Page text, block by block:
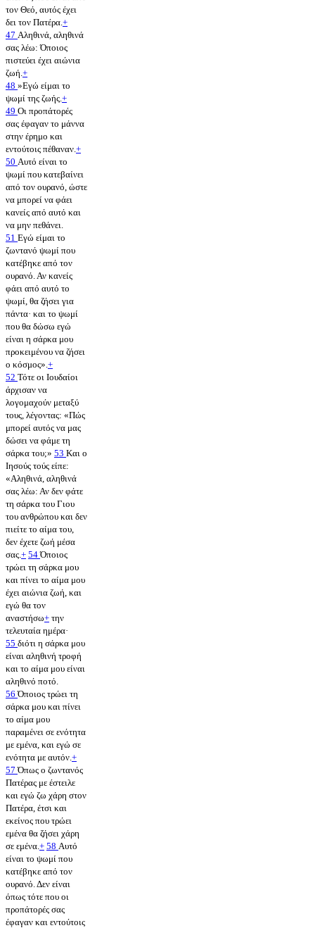
τον Θεό, αυτός έχει
δει τον Πατέρα. +
47 Αληθινά, αληθινά
σας λέω: Όποιος
πιστεύει έχει αιώνια
ζωή. +
48 »Εγώ είμαι το
ψωμί της ζωής. +
49 Οι προπάτορές
σας έφαγαν το μάννα
στην έρημο και
εντούτοις πέθαναν. +
50 Αυτό είναι το
ψωμί που κατεβαίνει
από τον ουρανό, ώστε
να μπορεί να φάει
κανείς από αυτό και
να μην πεθάνει.
51 Εγώ είμαι το
ζωντανό ψωμί που
κατέβηκε από τον
ουρανό. Αν κανείς
φάει από αυτό το
ψωμί, θα ζήσει για
πάντα· και το ψωμί
που θα δώσω εγώ
είναι η σάρκα μου
προκειμένου να ζήσει
ο κόσμος». +
52 Τότε οι Ιουδαίοι
άρχισαν να
λογομαχούν μεταξύ
τους, λέγοντας: «Πώς
μπορεί αυτός να μας
δώσει να φάμε τη
σάρκα του;» 53 Και ο
Ιησούς τούς είπε:
«Αληθινά, αληθινά
σας λέω: Αν δεν φάτε
τη σάρκα του Γιου
του ανθρώπου και δεν
πιείτε το αίμα του,
δεν έχετε ζωή μέσα
σας. + 54Όποιος
τρώει τη σάρκα μου
και πίνει το αίμα μου
έχει αιώνια ζωή, και
εγώ θα τον
αναστήσω+ την
τελευταία ημέρα·
55 διότι η σάρκα μου
είναι αληθινή τροφή
και το αίμα μου είναι
αληθινό ποτό.
56Όποιος τρώει τη
σάρκα μου και πίνει
το αίμα μου
παραμένει σε ενότητα
με εμένα, και εγώ σε
ενότητα με αυτόν. +
57Όπως ο ζωντανός
Πατέρας με έστειλε
και εγώ ζω χάρη στον
Πατέρα, έτσι και
εκείνος που τρώει
εμένα θα ζήσει χάρη
σε εμένα. + 58 Αυτό
είναι το ψωμί που
κατέβηκε από τον
ουρανό. Δεν είναι
όπως τότε που οι
προπάτορές σας
έφαγαν και εντούτοις